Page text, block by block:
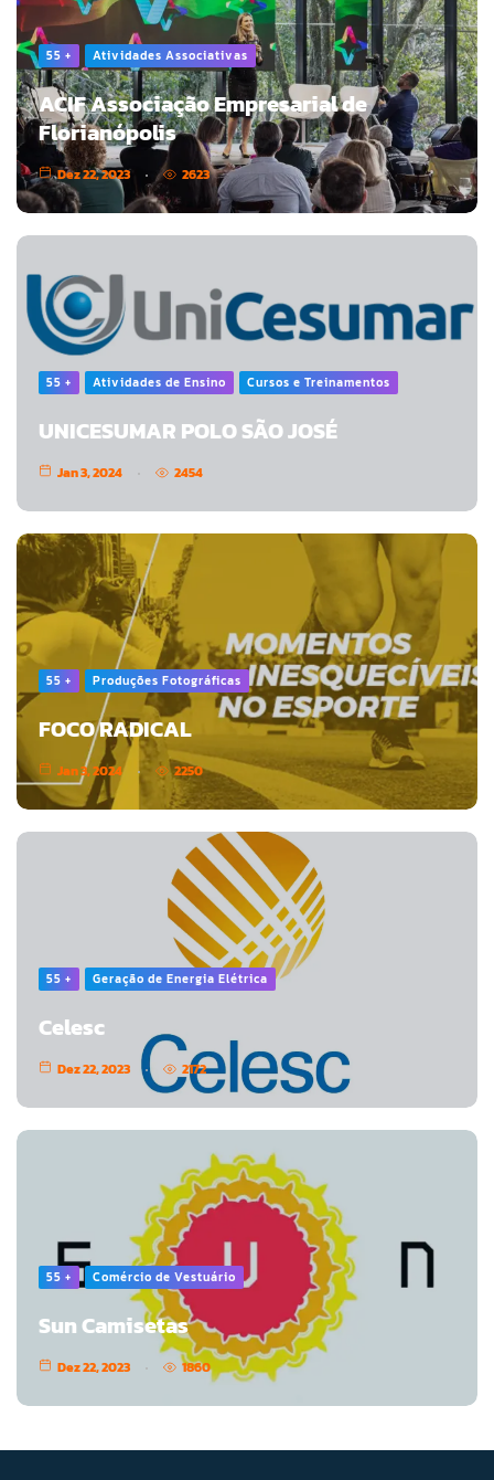
55 + Atividades Associativas
ACIF Associação Empresarial de
Florianópolis
Dez 22, 2023 2623
55 + Atividades de Ensino Cursos e Treinamentos
UNICESUMAR POLO SÃO JOSÉ
Jan 3, 2024 2454
55 + Produções Fotográficas
FOCO RADICAL
Jan 3, 2024 2250
55 + Geração de Energia Elétrica
Celesc
Dez 22, 2023 2172
55 + Comércio de Vestuário
Sun Camisetas
Dez 22, 2023 1860